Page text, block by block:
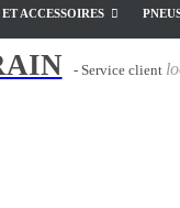
ACCESSOIRES
- Service client